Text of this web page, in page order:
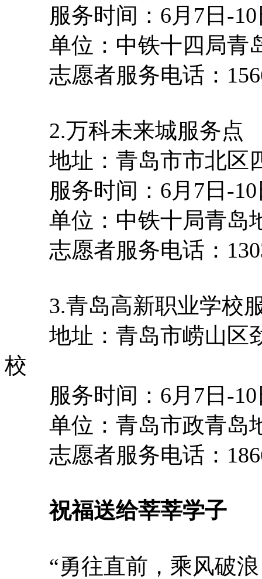
服务时间：6月7日-10
单位：中铁十四局青
志愿者服务电话：
2.万科未来城服务点
地址：青岛市市北区
服务时间：6月7日-10
单位：中铁十局青岛
志愿者服务电话：
3.青岛高新职业学校
地址：青岛市崂山区劲
校
服务时间：6月7日-10
单位：青岛市政青岛
志愿者服务电话：
祝福送给莘莘学子
“勇往直前，乘风破浪